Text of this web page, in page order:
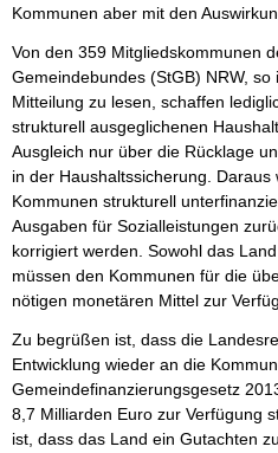
Kommunen aber mit den
Von den 359 Mitgliedskommunen
Gemeindebundes (StGB) NRW,
Mitteilung zu lesen, schaffen
strukturell ausgeglichenen
Ausgleich nur über die Rücklage
in der Haushaltssicherung. Daraus
Kommunen strukturell
Ausgaben für Sozialleistungen
korrigiert werden. Sowohl das
müssen den Kommunen für die
nötigen monetären Mittel zur
Zu begrüßen ist, dass die
Entwicklung wieder an die
Gemeindefinanzierungsgesetz
8,7 Milliarden Euro zur Verfügung
ist, dass das Land ein Gutachten